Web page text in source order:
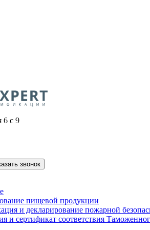
6 с 9
звонок
пищевой продукции
и декларирование пожарной
и сертификат соответствия